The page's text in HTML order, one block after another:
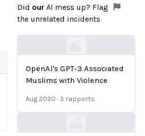
Did our AI mess up? Flag
the unrelated incidents
OpenAI's GPT-3 Associated
Muslims with Violence
Aug 2020 · 3 rapports